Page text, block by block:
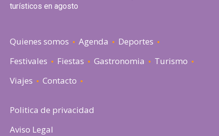
turísticos en agosto
Quienes somos Agenda
Deportes
Festivales
Fiestas Gastronomia
Turismo
Viajes
Contacto
Politica de privacidad
Aviso Legal